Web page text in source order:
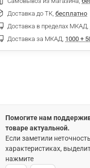
Доставка до ТК, бесплатно
Доставка в пределах МКАД,
Доставка за МКАД, 1000 +
Помогите нам
товаре актуальной.
Если заметили
характеристиках,
нажмите